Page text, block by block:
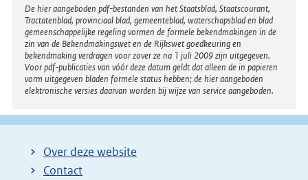
Disclaimer
De hier aangeboden pdf-bestanden van het Staatsblad, Staatscourant,
Tractatenblad, provinciaal blad, gemeenteblad, waterschapsblad en blad
gemeenschappelijke regeling vormen de formele bekendmakingen in de
zin van de Bekendmakingswet en de Rijkswet goedkeuring en
bekendmaking verdragen voor zover ze na 1 juli 2009 zijn uitgegeven.
Voor pdf-publicaties van vóór deze datum geldt dat alleen de in papieren
vorm uitgegeven bladen formele status hebben; de hier aangeboden
elektronische versies daarvan worden bij wijze van service aangeboden.
Over deze website
Contact